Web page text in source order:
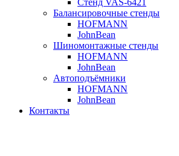
Стенд VAS-6421
Балансировочные стенды
HOFMANN
JohnBean
Шиномонтажные стенды
HOFMANN
JohnBean
Автоподъёмники
HOFMANN
JohnBean
Контакты